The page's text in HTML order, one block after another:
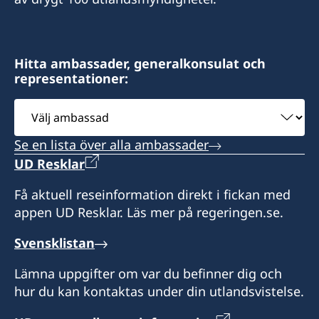
Hitta ambassader, generalkonsulat och
representationer:
Välj
ambassad
Se en lista över alla ambassader
UD Resklar
Få aktuell reseinformation direkt i fickan med
appen UD Resklar. Läs mer på regeringen.se.
Svensklistan
Lämna uppgifter om var du befinner dig och
hur du kan kontaktas under din utlandsvistelse.